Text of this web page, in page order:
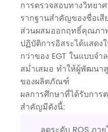
การตรวจสอบทางวิทยา
รากฐานสำคัญของชื่อเสี
ส่วนผสมออกฤทธิ์คุณภา
ปฏิบัติการอิสระได้แสดง
กว่าของ EGT ในแบบจำ
สม่ำเสมอ ทำให้ผู้พัฒนา
ของผลิตภัณฑ์
ผลการศึกษาที่ได้รับการ
สำคัญมีดังนี้: